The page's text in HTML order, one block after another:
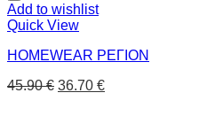
Add to wishlist
Quick View
HOMEWEAR ΡΕΓΙΟΝ
45.90€ 36.70 €